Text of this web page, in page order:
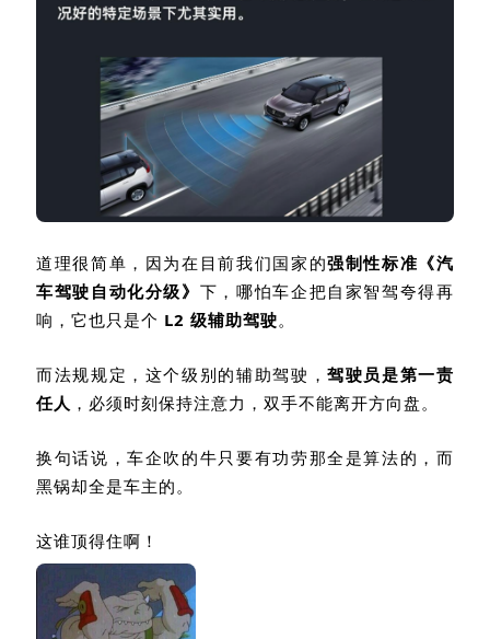
道理很简单，因为在目前我们国家的强制性标准《汽
车驾驶自动化分级》 下，哪怕车企把自家智驾夸得再
响，它也只是个 L2 级辅助驾驶。
而法规规定，这个级别的辅助驾驶，驾驶员是第一责
任人 ，必须时刻保持注意力，双手不能离开方向盘。
换句话说，车企吹的牛只要有功劳那全是算法的，而
黑锅却全是车主的。
这谁顶得住啊！